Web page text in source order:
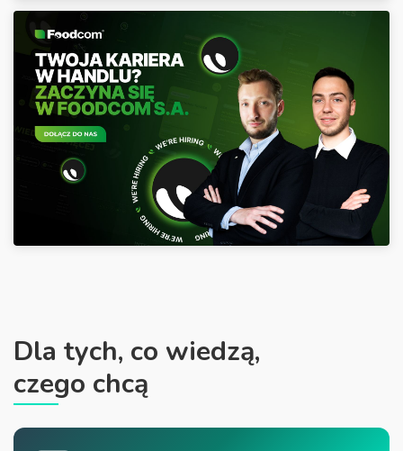
Dla tych, co wiedzą,
czego chcą